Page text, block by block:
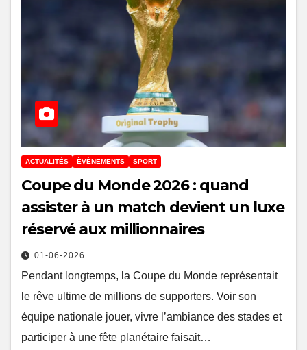
ACTUALITÉS ÈVÈNEMENTS SPORT
Coupe du Monde 2026 : quand
assister à un match devient un luxe
réservé aux millionnaires
01-06-2026
Pendant longtemps, la Coupe du Monde représentait
le rêve ultime de millions de supporters. Voir son
équipe nationale jouer, vivre l’ambiance des stades et
participer à une fête planétaire faisait…